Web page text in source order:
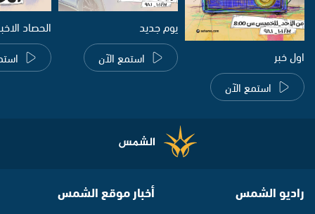
اول خبر
استمع الآن
يوم جديد
استمع الآن
الحصاد
راديو الشمس أخبار موقع الشمس